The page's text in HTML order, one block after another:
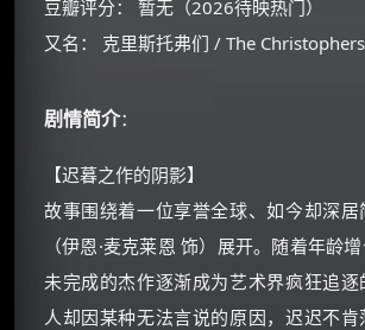
豆瓣评分： 暂无（2026待映热门）
又名： 克里斯托弗们 / The Christophers
剧情简介：
【迟暮之作的阴影】
故事围绕着一位享誉全球、如今却深居
（伊恩·麦克莱恩 饰）展开。随着年龄
未完成的杰作逐渐成为艺术界疯狂追
人却因某种无法言说的原因，迟迟不肯
🧧 福利领取站
☕